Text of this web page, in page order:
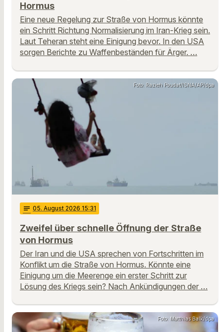
Hormus
Eine neue Regelung zur Straße von Hormus könnte
ein Schritt Richtung Normalisierung im Iran-Krieg sein.
Laut Teheran steht eine Einigung bevor. In den USA
sorgen Berichte zu Waffenbeständen für Ärger. …
Foto: Razieh Poudat/ISNA/AP/dpa
notes 05. August 2026 15:31
Zweifel über schnelle Öffnung der Straße
von Hormus
Der Iran und die USA sprechen von Fortschritten im
Konflikt um die Straße von Hormus. Könnte eine
Einigung um die Meerenge ein erster Schritt zur
Lösung des Kriegs sein? Nach Ankündigungen der …
Foto: Matthias Balk/dpa